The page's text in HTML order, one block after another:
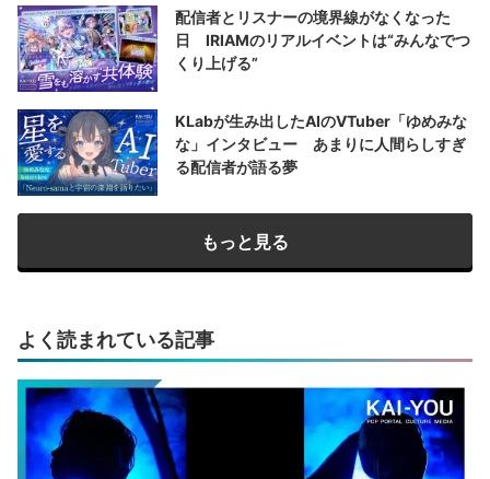
配信者とリスナーの境界線がなくなった
日 IRIAMのリアルイベントは“みんなでつ
くり上げる”
KLabが生み出したAIのVTuber「ゆめみな
な」インタビュー あまりに人間らしすぎ
る配信者が語る夢
もっと見る
よく読まれている記事